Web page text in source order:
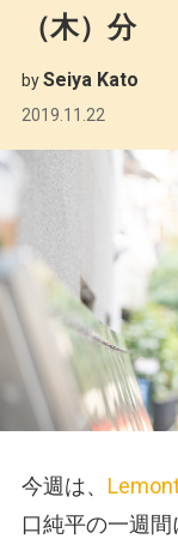
（木）分
bySeiya Kato
2019.11.22
今週は、
口純平の一週間